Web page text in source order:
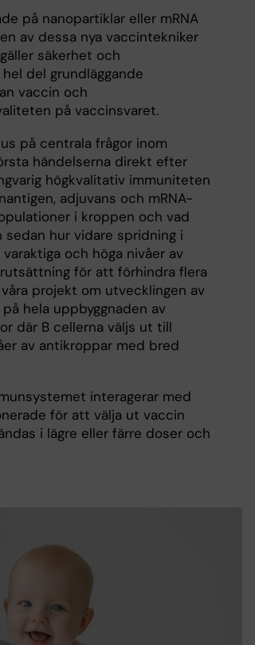
på nanopartiklar eller mRNA
av dessa nya vaccintekniker
säkerhet och
del grundläggande
vaccin och
på vaccinsvaret.
på centrala frågor inom
händelserna direkt efter
högkvalitativ immuniteten
adjuvans och mRNA-
i kroppen och vad
hur vidare spridning i
och höga nivåer av
för att förhindra flera
projekt om utvecklingen av
hela uppbyggnaden av
där B cellerna väljs ut till
av antikroppar med bred
interagerar med
för att välja ut vaccin
i lägre eller färre doser och